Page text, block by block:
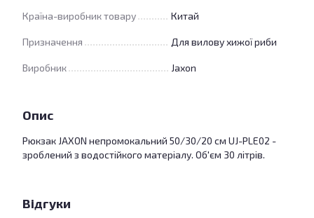
Країна-виробник товару Китай
Призначення Для вилову хижої риби
Виробник Jaxon
Опис
Рюкзак JAXON непромокальний 50/30/20 см UJ-PLE02 -
зроблений з водостійкого матеріалу. Об'єм 30 літрів.
Відгуки